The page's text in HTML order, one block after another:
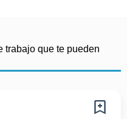
trabajo que te pueden